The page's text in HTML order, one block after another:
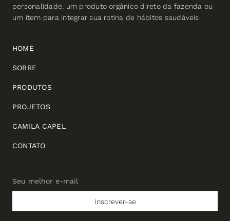
personalidade, um produto orgânico direto da fazenda ou
um item para integrar sua rotina de hábitos saudáveis.
HOME
SOBRE
PRODUTOS
PROJETOS
CAMILA CAPEL
CONTATO
Seu
Seu melhor e-mail
Inscrever-se